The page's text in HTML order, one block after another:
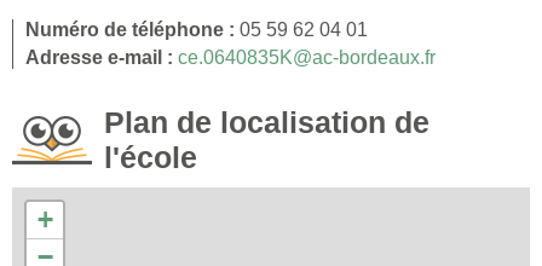
Numéro de téléphone : 05 59 62 04 01
Adresse e-mail : ce.0640835K@ac-bordeaux.fr
Plan de localisation de
l'école
+
−